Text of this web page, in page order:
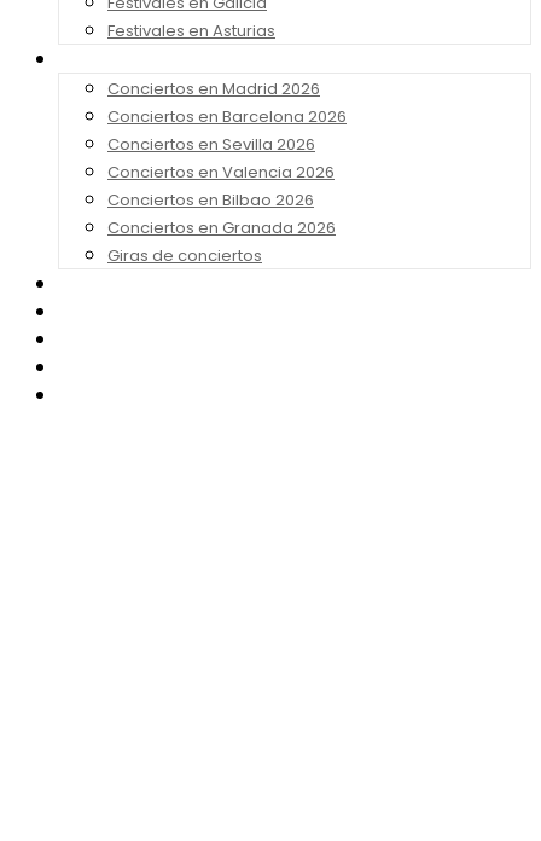
Festivales en Asturias
Conciertos en Madrid 2026
Conciertos en Barcelona 2026
Conciertos en Sevilla 2026
Conciertos en Valencia 2026
Conciertos en Bilbao 2026
Conciertos en Granada 2026
Giras de conciertos